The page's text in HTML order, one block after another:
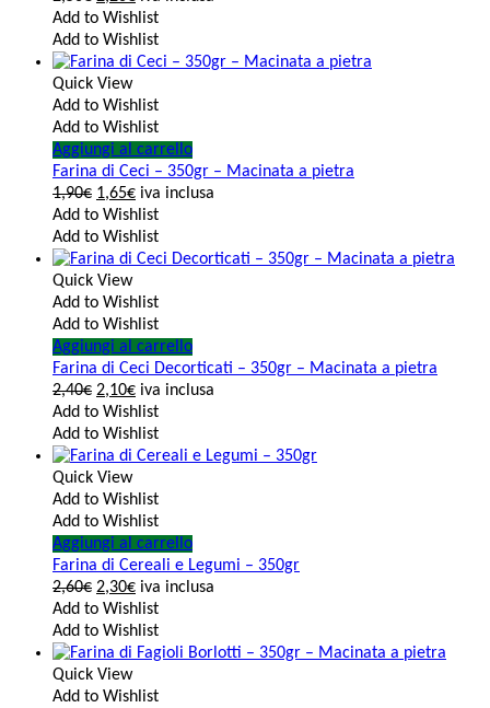
Add to Wishlist
Add to Wishlist
Quick View
Add to Wishlist
Add to Wishlist
Aggiungi al carrello
Farina di Ceci – 350gr – Macinata a pietra
1,90€ 1,65€ iva inclusa
Add to Wishlist
Add to Wishlist
Quick View
Add to Wishlist
Add to Wishlist
Aggiungi al carrello
Farina di Ceci Decorticati – 350gr – Macinata a pietra
2,40€ 2,10€ iva inclusa
Add to Wishlist
Add to Wishlist
Quick View
Add to Wishlist
Add to Wishlist
Aggiungi al carrello
Farina di Cereali e Legumi – 350gr
2,60€ 2,30€ iva inclusa
Add to Wishlist
Add to Wishlist
Quick View
Add to Wishlist